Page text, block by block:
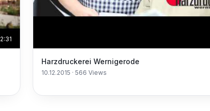
2:31
Harzdruckerei Wernigerode
10.12.2015 · 566 Views